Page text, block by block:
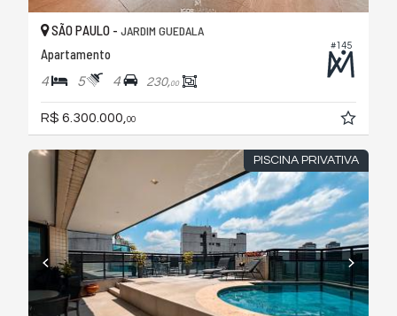
#145
SÃO PAULO - JARDIM GUEDALA
Apartamento
4 5 4 230,00
R$ 6.300.000, 00
PISCINA PRIVATIVA